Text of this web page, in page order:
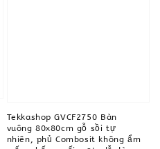
Tekkashop GVCF2750 Bàn
vuông 80x80cm gỗ sồi tự
nhiên, phủ Combosit không ẩm